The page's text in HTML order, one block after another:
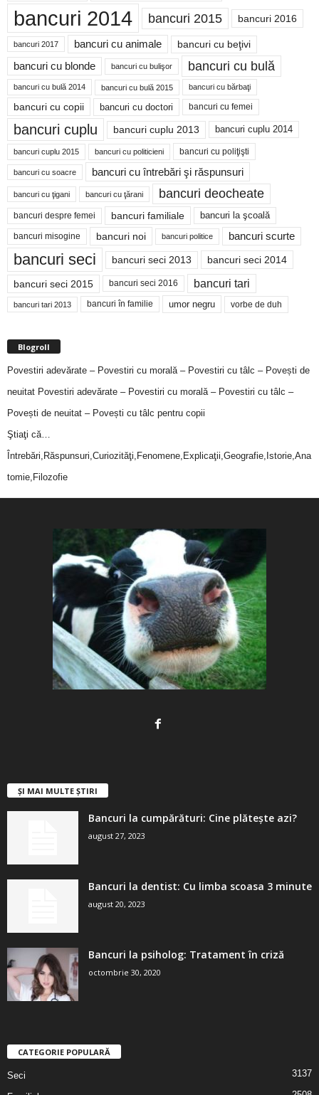
bancuri 2014 bancuri 2015 bancuri 2016
bancuri 2017 bancuri cu animale bancuri cu beţivi
bancuri cu blonde bancuri cu bulişor bancuri cu bulă
bancuri cu bulă 2014 bancuri cu bulă 2015 bancuri cu bărbaţi
bancuri cu copii bancuri cu doctori bancuri cu femei
bancuri cuplu bancuri cuplu 2013 bancuri cuplu 2014
bancuri cuplu 2015 bancuri cu politicieni bancuri cu poliţişti
bancuri cu soacre bancuri cu întrebări şi răspunsuri
bancuri cu ţigani bancuri cu ţărani bancuri deocheate
bancuri despre femei bancuri familiale bancuri la şcoală
bancuri misogine bancuri noi bancuri politice bancuri scurte
bancuri seci bancuri seci 2013 bancuri seci 2014
bancuri seci 2015 bancuri seci 2016 bancuri tari
bancuri tari 2013 bancuri în familie umor negru vorbe de duh
Blogroll
Povestiri adevărate – Povestiri cu morală – Povestiri cu tâlc – Povești de
neuitat Povestiri adevărate – Povestiri cu morală – Povestiri cu tâlc –
Povești de neuitat – Povești cu tâlc pentru copii
Ştiaţi că…
Întrebări,Răspunsuri,Curiozităţi,Fenomene,Explicaţii,Geografie,Istorie,Ana
tomie,Filozofie
ȘI MAI MULTE ȘTIRI
Bancuri la cumpărături: Cine plătește azi?
august 27, 2023
Bancuri la dentist: Cu limba scoasa 3 minute
august 20, 2023
Bancuri la psiholog: Tratament în criză
octombrie 30, 2020
CATEGORIE POPULARĂ
Seci 3137